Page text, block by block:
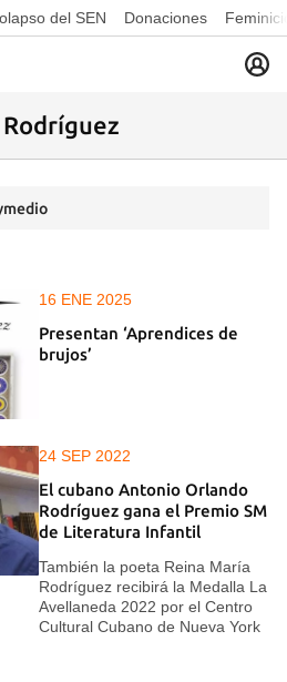
del SEN Donaciones
16 ENE 2025
Presentan ‘Aprendices de
brujos’
24 SEP 2022
El cubano Antonio Orlando
Rodríguez gana el Premio SM
de Literatura Infantil
También la poeta Reina María
Rodríguez recibirá la Medalla La
Avellaneda 2022 por el Centro
Cultural Cubano de Nueva York